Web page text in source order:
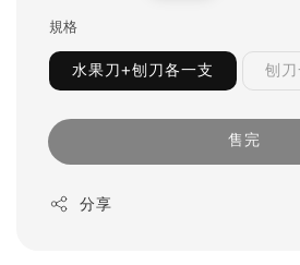
規格
水果刀+刨刀各一支 刨
售完
分享